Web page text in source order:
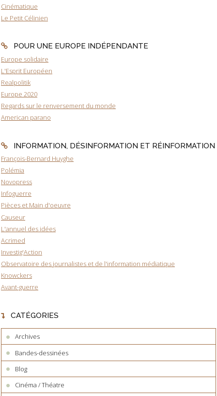
Cinématique
Le Petit Célinien
POUR UNE EUROPE INDÉPENDANTE
Europe solidaire
L'Esprit Européen
Realpolitik
Europe 2020
Regards sur le renversement du monde
American parano
INFORMATION, DÉSINFORMATION ET RÉINFORMATION
François-Bernard Huyghe
Polémia
Novopress
Infoguerre
Pièces et Main d'oeuvre
Causeur
L'annuel des idées
Acrimed
Investig'Action
Observatoire des journalistes et de l'information médiatique
Knowckers
Avant-guerre
CATÉGORIES
Archives
Bandes-dessinées
Blog
Cinéma / Théatre